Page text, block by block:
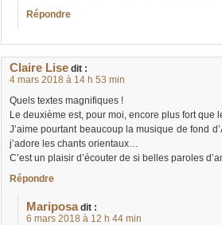
Répondre
Claire Lise dit :
4 mars 2018 à 14 h 53 min
Quels textes magnifiques !
Le deuxième est, pour moi, encore plus fort que
J’aime pourtant beaucoup la musique de fond
j’adore les chants orientaux…
C’est un plaisir d’écouter de si belles paroles
Répondre
Mariposa dit :
6 mars 2018 à 12 h 44 min